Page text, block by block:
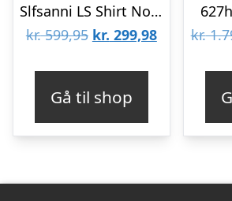
Slfsanni LS Shirt Noos
kr.599,95 Den
var:
kr. 599,95.
kr. 299,98Den
kr. 299,98.
Gå til shop
kr.